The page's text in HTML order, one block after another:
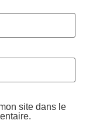
site dans le